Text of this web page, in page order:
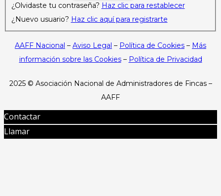
¿Olvidaste tu contraseña? Haz clic para restablecer
¿Nuevo usuario? Haz clic aquí para registrarte
AAFF Nacional – Aviso Legal – Política de Cookies – Más
información sobre las Cookies– Política de Privacidad
2025 © Asociación Nacional de Administradores de Fincas –
AAFF
Contactar
Llamar